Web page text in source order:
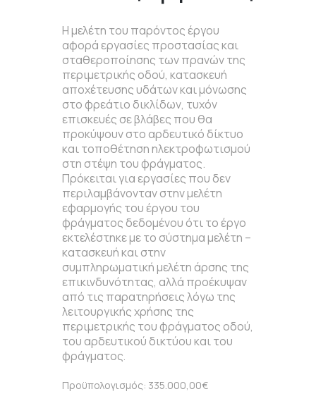
Η μελέτη του παρόντος έργου
αφορά εργασίες προστασίας και
σταθεροποίησης των πρανών της
περιμετρικής οδού, κατασκευή
αποχέτευσης υδάτων και μόνωσης
στο φρεάτιο δικλίδων, τυχόν
επισκευές σε βλάβες που θα
προκύψουν στο αρδευτικό δίκτυο
και τοποθέτηση ηλεκτροφωτισμού
στη στέψη του φράγματος.
Πρόκειται για εργασίες που δεν
περιλαμβάνονταν στην μελέτη
εφαρμογής του έργου του
φράγματος δεδομένου ότι το έργο
εκτελέστηκε με το σύστημα μελέτη –
κατασκευή και στην
συμπληρωματική μελέτη άρσης της
επικινδυνότητας, αλλά προέκυψαν
από τις παρατηρήσεις λόγω της
λειτουργικής χρήσης της
περιμετρικής του φράγματος οδού,
του αρδευτικού δικτύου και του
φράγματος.
Προϋπολογισμός: 335.000,00€